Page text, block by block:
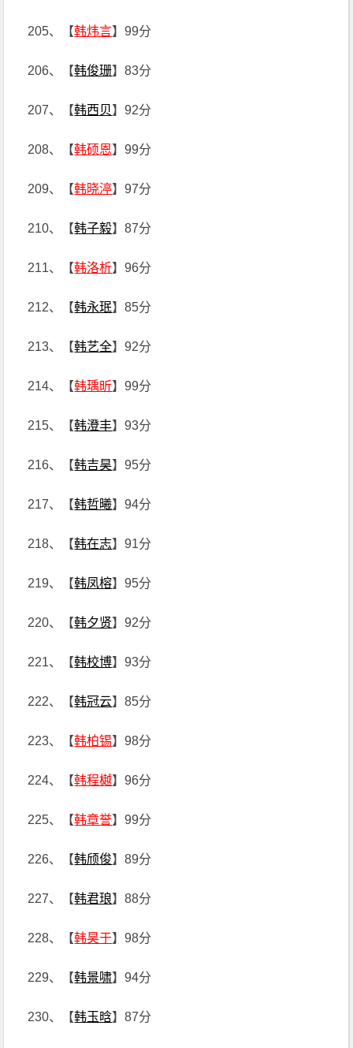
205、【韩炜言】99分
206、【韩俊珊】83分
207、【韩西贝】92分
208、【韩硕恩】99分
209、【韩晓渟】97分
210、【韩子毅】87分
211、【韩洛析】96分
212、【韩永珉】85分
213、【韩艺全】92分
214、【韩瑀昕】99分
215、【韩澄丰】93分
216、【韩吉昊】95分
217、【韩哲曦】94分
218、【韩在志】91分
219、【韩凤榕】95分
220、【韩夕贤】92分
221、【韩校博】93分
222、【韩冠云】85分
223、【韩柏锡】98分
224、【韩程樾】96分
225、【韩章誉】99分
226、【韩颀俊】89分
227、【韩君琅】88分
228、【韩昊于】98分
229、【韩景啸】94分
230、【韩玉晗】87分